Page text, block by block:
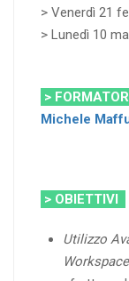
> Venerdì 21
> Lunedì 10
>
Michele
> OBIETTIVI
Utilizzo
Workspace